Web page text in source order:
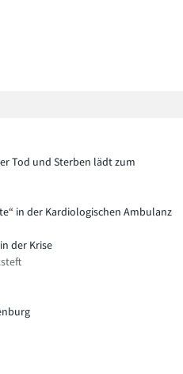
Tod und Sterben lädt zum
in der Kardiologischen Ambulanz
der Krise